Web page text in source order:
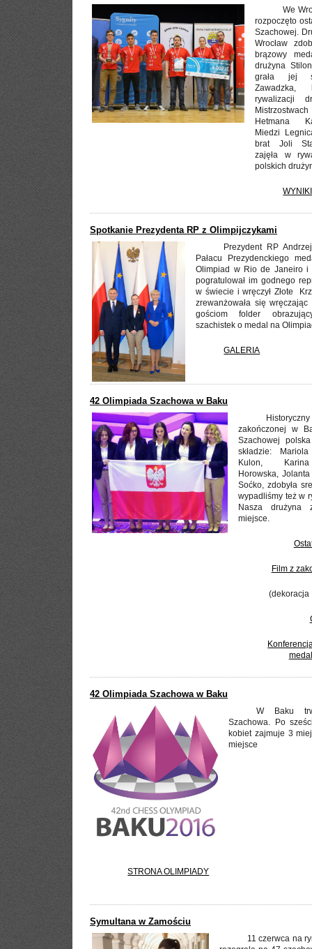
We
rozpoczęto
Szachowej.
Wrocław
brązowy
drużyna
grała jej
rywalizacji
Hetmana
Miedzi
brat Joli
zajęła w
polskich
WYNIKI
Spotkanie Prezydenta RP z Olimpijczykami
Prezydent RP
Pałacu Prezydenckiego
Olimpiad w Rio de Janeiro i
pogratulował im godnego
w świecie i wręczył Złote
zrewanżowała się
gościom folder
szachistek o medal na
GALERIA
42 Olimpiada Szachowa w Baku
zakończonej w
Szachowej
składzie:
Kulon, Karina
Horowska,
Soćko, zdobyła
wypadliśmy też w
Nasza drużyna
miejsce.
Film z
(dekoracja
42 Olimpiada Szachowa w Baku
STRONA OLIMPIADY
W Baku
Szachowa. Po
kobiet zajmuje 3
miejsce
Symultana w Zamościu
11 czerwca na